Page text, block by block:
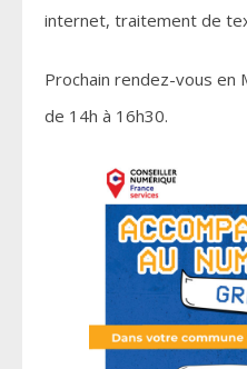
internet, traitement de
Prochain rendez-vous en
de 14h à 16h30.